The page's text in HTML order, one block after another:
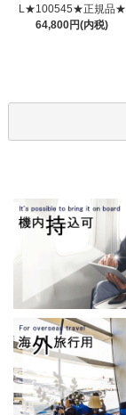
L★100545★正規品★
64,800円(内税)